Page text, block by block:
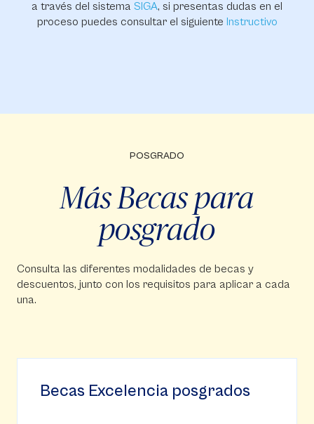
a través del sistema SIGA, si presentas dudas en el
proceso puedes consultar el siguiente Instructivo
POSGRADO
Más Becas para
posgrado
Consulta las diferentes modalidades de becas y
descuentos, junto con los requisitos para aplicar a cada
una.
Becas Excelencia posgrados